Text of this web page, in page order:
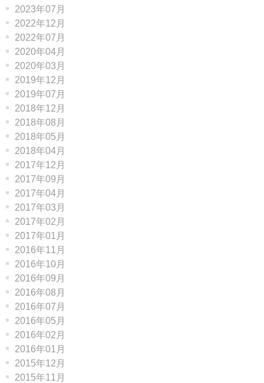
2023年07月
2022年12月
2022年07月
2020年04月
2020年03月
2019年12月
2019年07月
2018年12月
2018年08月
2018年05月
2018年04月
2017年12月
2017年09月
2017年04月
2017年03月
2017年02月
2017年01月
2016年11月
2016年10月
2016年09月
2016年08月
2016年07月
2016年05月
2016年02月
2016年01月
2015年12月
2015年11月